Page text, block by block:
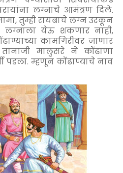
लग्नाचे आमंत्रण दिले.
तुम्ही रायबाचे लग्न उरकून
लग्नाला येऊ शकणार नाही,
कामगिरीवर जाणार
मालुसरे ने कोंढाणा
पडला. म्हणून कोंढाण्याचे नाव